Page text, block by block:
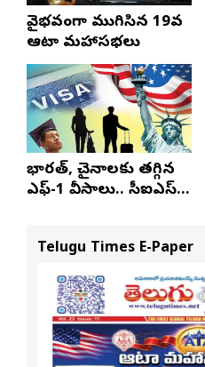
వైభవంగా ముగిసిన 19వ
ఆటా మహాసభలు
భారత్, చైనాలకు తగ్గిన
ఎఫ్-1 వీసాలు.. సీఐఎస్
Telugu Times E-Paper